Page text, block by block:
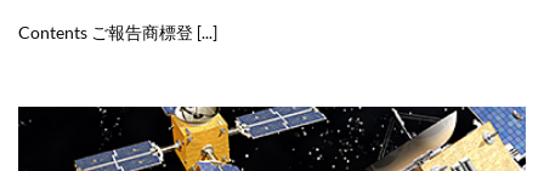
Contents ご報告商標登 [...]